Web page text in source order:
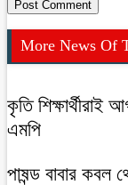
More News Of
কৃতি শিক্ষার্থীরাই
এমপি
পাষন্ড বাবার কবল